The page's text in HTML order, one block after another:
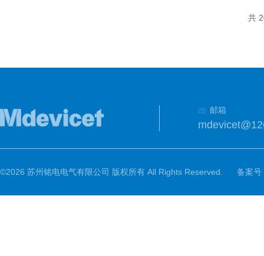
共
邮箱
©2026 苏州铭电电气有限公司 版权所有 All Rights Reserved. 备案号